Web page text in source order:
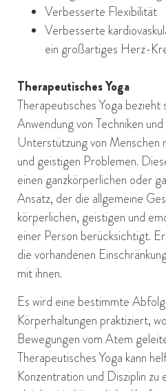
Verbesserte Flexibilität
Verbesserte
ein großartiges Herz-
Therapeutisches Yoga
Therapeutisches Yoga bezieht
Anwendung von Techniken
Unterstützung von Menschen
und geistigen Problemen.
einen ganzkörperlichen oder
Ansatz, der die allgemeine
körperlichen, geistigen und
einer Person berücksichtigt.
die vorhandenen
mit ihnen.
Es wird eine bestimmte
Körperhaltungen praktiziert,
Bewegungen vom Atem
Therapeutisches Yoga kann
Konzentration und Disziplin zu